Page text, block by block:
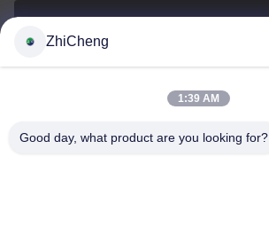
0086-592-5636807
ZhiCheng
1:39 AM
Good day, what product are you looking for?